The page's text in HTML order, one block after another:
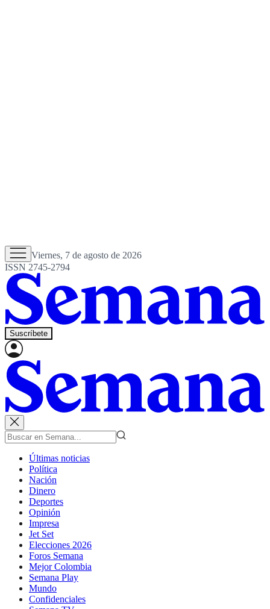
Viernes, 7 de agosto de 2026
ISSN 2745-2794
Suscríbete
Últimas noticias
Política
Nación
Dinero
Deportes
Opinión
Impresa
Jet Set
Elecciones 2026
Foros Semana
Mejor Colombia
Semana Play
Mundo
Confidenciales